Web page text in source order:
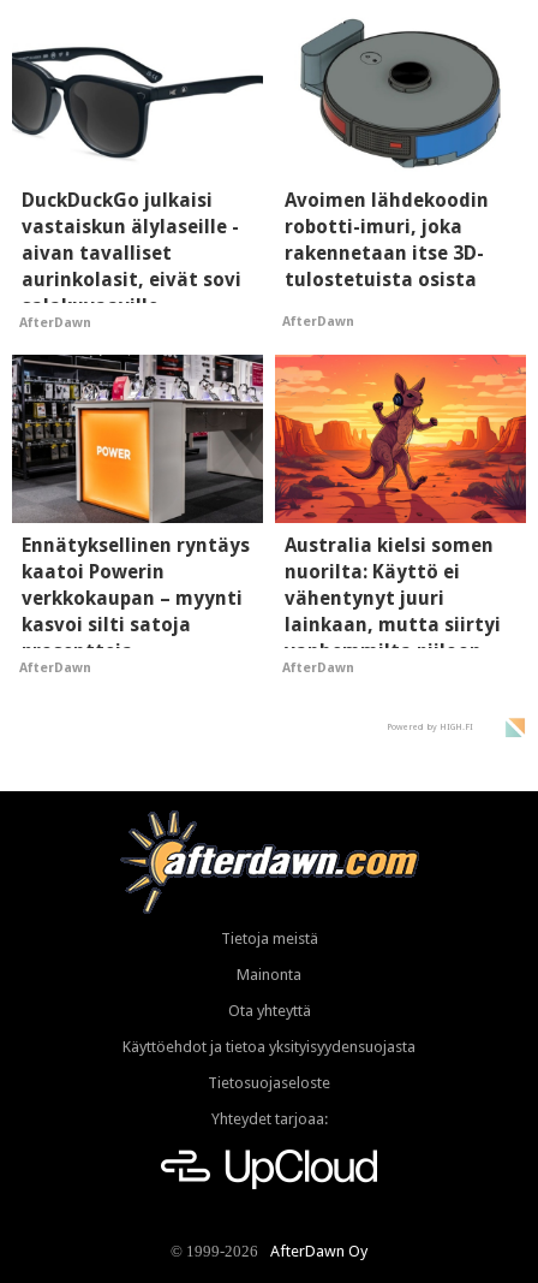
DuckDuckGo julkaisi
vastaiskun älylaseille -
aivan tavalliset
aurinkolasit, eivät sovi
salakuvaaville
hyypiöille
AfterDawn
Avoimen lähdekoodin
robotti-imuri, joka
rakennetaan itse 3D-
tulostetuista osista
AfterDawn
Ennätyksellinen ryntäys
kaatoi Powerin
verkkokaupan – myynti
kasvoi silti satoja
prosentteja
AfterDawn
Australia kielsi somen
nuorilta: Käyttö ei
vähentynyt juuri
lainkaan, mutta siirtyi
vanhemmilta piiloon
AfterDawn
Powered by HIGH.FI
Tietoja meistä
Mainonta
Ota yhteyttä
Käyttöehdot ja tietoa yksityisyydensuojasta
Tietosuojaseloste
Yhteydet tarjoaa:
© 1999-2026 AfterDawn Oy